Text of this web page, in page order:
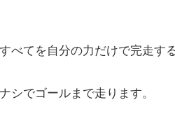
べてを自分の力だけで完走す
シでゴールまで走ります。